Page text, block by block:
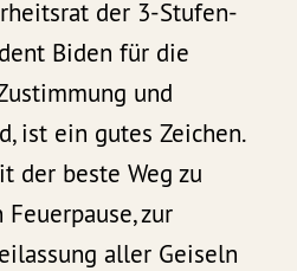
der 3-Stufen-
Biden für die
und
ist ein gutes Zeichen.
der beste Weg zu
zur
aller Geiseln